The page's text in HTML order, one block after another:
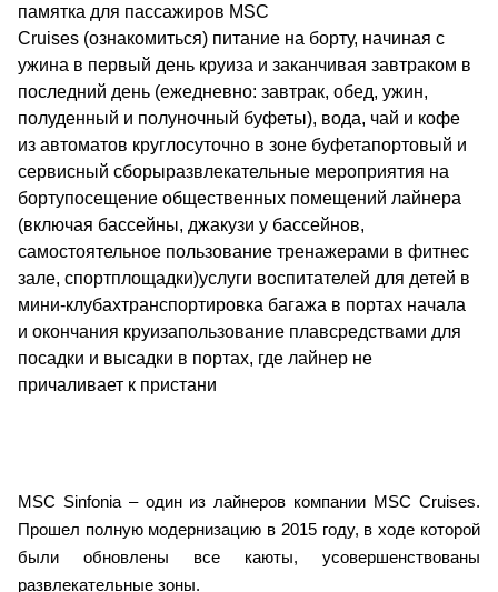
MSC Sinfonia – один из лайнеров компании MSC Cruises.
Прошел полную модернизацию в 2015 году, в ходе которой
были обновлены все каюты, усовершенствованы
развлекательные зоны.
памятка для пассажиров MSC
Cruises (ознакомиться) питание на борту, начиная с
ужина в первый день круиза и заканчивая завтраком в
последний день (ежедневно: завтрак, обед, ужин,
полуденный и полуночный буфеты), вода, чай и кофе
из автоматов круглосуточно в зоне буфетапортовый и
сервисный сборыразвлекательные мероприятия на
бортупосещение общественных помещений лайнера
(включая бассейны, джакузи у бассейнов,
самостоятельное пользование тренажерами в фитнес
зале, спортплощадки)услуги воспитателей для детей в
мини-клубахтранспортировка багажа в портах начала
и окончания круизапользование плавсредствами для
посадки и высадки в портах, где лайнер не
причаливает к пристани